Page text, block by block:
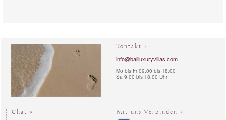
Kontakt »
info@baliluxuryvillas.com
Mo bis Fr 09.00 bis 18.00
Sa 9.00 bis 18.00 Uhr
Chat » Mit uns Verbinden »